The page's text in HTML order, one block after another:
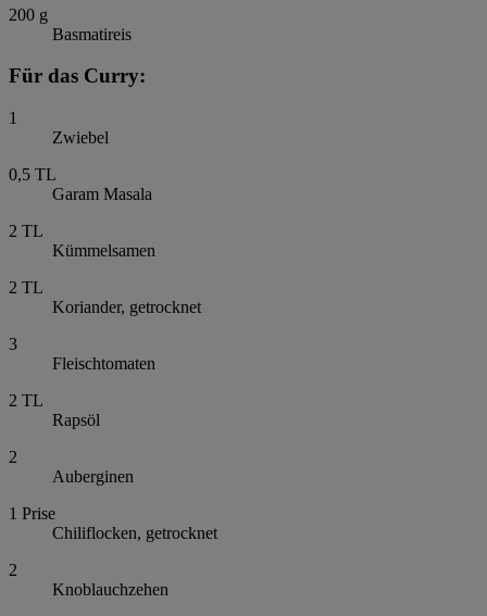
200 g
Basmatireis
Für das Curry:
1
Zwiebel
0,5 TL
Garam Masala
2 TL
Kümmelsamen
2 TL
Koriander, getrocknet
3
Fleischtomaten
2 TL
Rapsöl
2
Auberginen
1 Prise
Chiliflocken, getrocknet
2
Knoblauchzehen